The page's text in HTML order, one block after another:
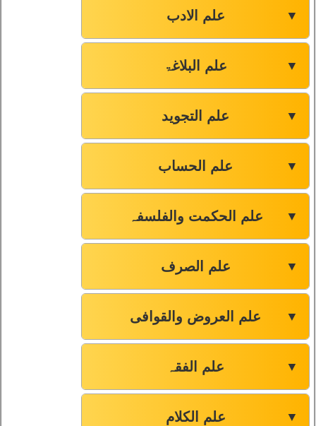
علم الادب ▼
علم البلاغۃ ▼
علم التجوید ▼
علم الحساب ▼
علم الحکمت والفلسفہ ▼
علم الصرف ▼
علم العروض والقوافی ▼
علم الفقہ ▼
علم الکلام ▼